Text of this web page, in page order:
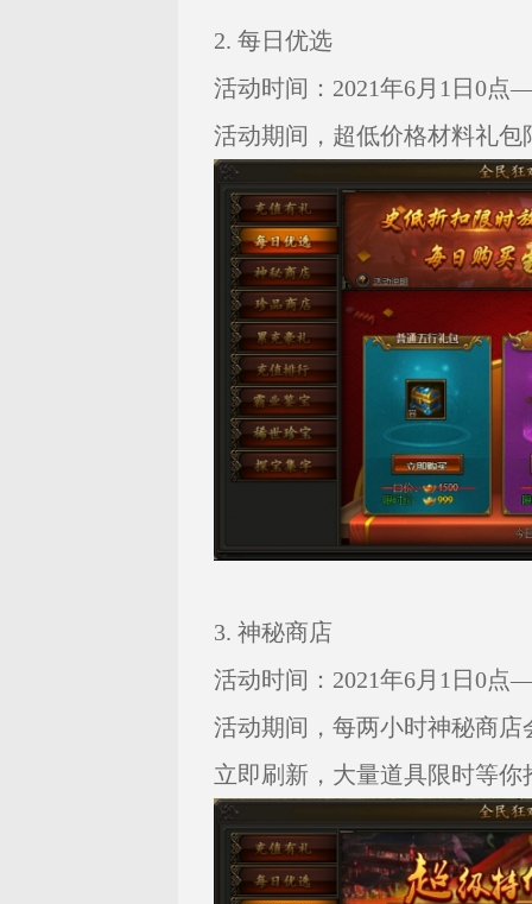
2. 每日优选
活动时间：2021年6月1日0点
活动期间，超低价格材料礼
3. 神秘商店
活动时间：2021年6月1日0点
活动期间，每两小时神秘商
立即刷新，大量道具限时等你